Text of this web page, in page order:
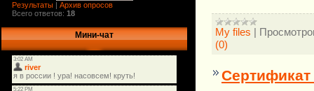
Результаты | Архив опросов
Всего ответов: 18
Мини-чат My files |
(0)